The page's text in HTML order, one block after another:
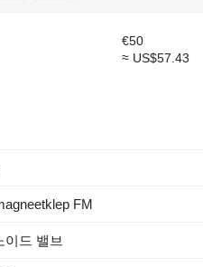
€50
≈ US$57.43
FM
이드 밸브